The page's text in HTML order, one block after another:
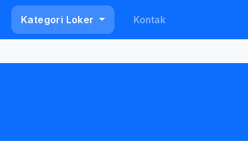
Kategori Loker Kontak